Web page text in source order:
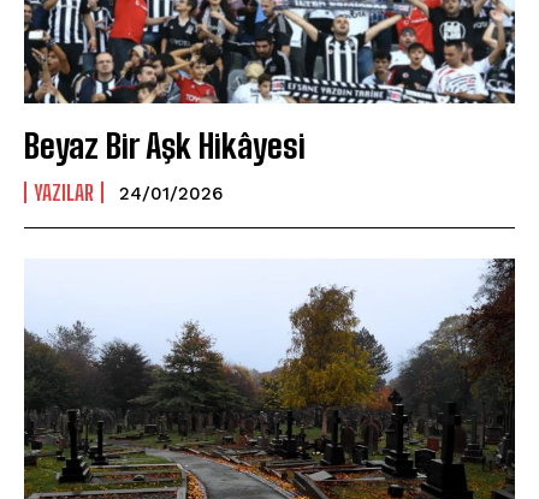
Beyaz Bir Aşk Hikâyesi
YAZILAR 24/01/2026